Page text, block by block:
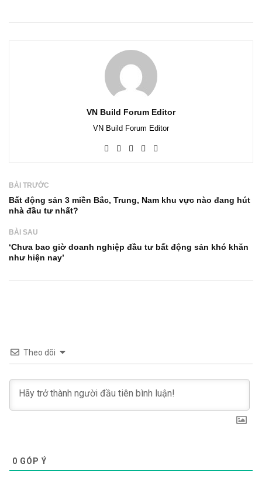
VN Build Forum Editor
VN Build Forum Editor
BÀI TRƯỚC
Bất động sản 3 miền Bắc, Trung, Nam khu vực nào đang hút
nhà đầu tư nhất?
BÀI SAU
‘Chưa bao giờ doanh nghiệp đầu tư bất động sản khó khăn
như hiện nay’
Theo dõi
0 GÓP Ý